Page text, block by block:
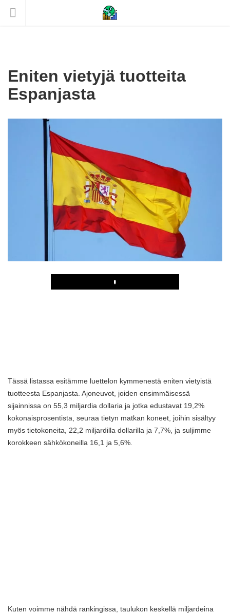
Eniten vietyjä tuotteita
Espanjasta
Play
Tässä listassa esitämme luettelon kymmenestä eniten vietyistä
tuotteesta Espanjasta. Ajoneuvot, joiden ensimmäisessä
sijainnissa on 55,3 miljardia dollaria ja jotka edustavat 19,2%
kokonaisprosentista, seuraa tietyn matkan koneet, joihin sisältyy
myös tietokoneita, 22,2 miljardilla dollarilla ja 7,7%, ja suljimme
korokkeen sähkökoneilla 16,1 ja 5,6%.
Kuten voimme nähdä rankingissa, taulukon keskellä miljardeina